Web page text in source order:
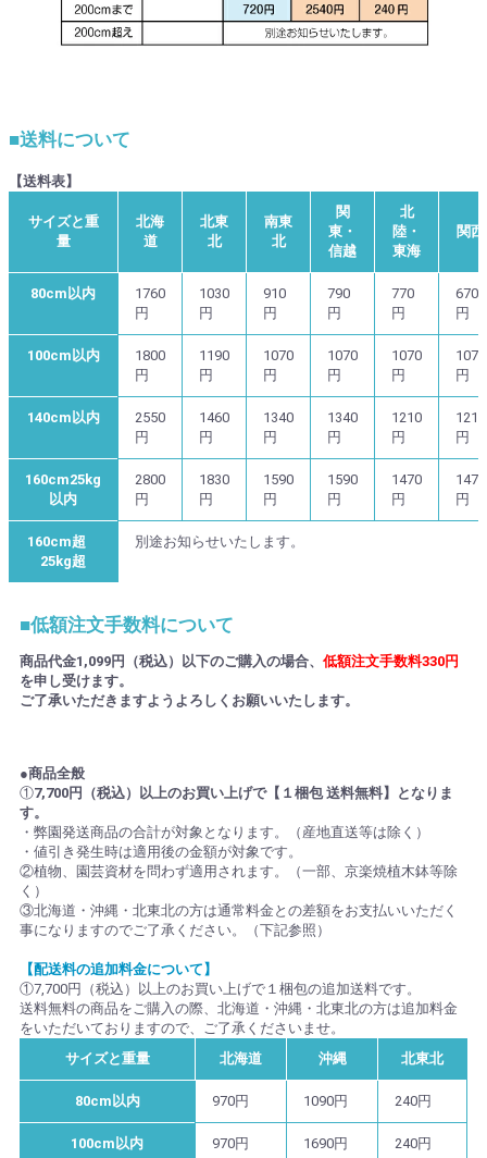
■送料について
【送料表】
サイズと重
量
北海
道
北東
北
南東
北
関
東・
信越
北
陸・
東海
関西
80cm以内
1760
円
1030
円
910
円
790
円
770
円
670
円
100cm以内
1800
円
1190
円
1070
円
1070
円
1070
円
1070
円
140cm以内
2550
円
1460
円
1340
円
1340
円
1210
円
1210
円
160cm25kg
以内
2800
円
1830
円
1590
円
1590
円
1470
円
1470
円
160cm超
25kg超
別途お知らせいたします。
■低額注文手数料について
商品代金1,099円（税込）以下のご購入の場合、 低額注文手数料330円
を申し受けます。
ご了承いただきますようよろしくお願いいたします。
●商品全般
①7,700円（税込）以上のお買い上げで【１梱包 送料無料】となりま
す。
・弊園発送商品の合計が対象となります。（産地直送等は除く）
・値引き発生時は適用後の金額が対象です。
②植物、園芸資材を問わず適用されます。（一部、京楽焼植木鉢等除
く）
③北海道・沖縄・北東北の方は通常料金との差額をお支払いいただく
事になりますのでご了承ください。（下記参照）
【配送料の追加料金について】
①7,700円（税込）以上のお買い上げで１梱包の追加送料です。
送料無料の商品をご購入の際、北海道・沖縄・北東北の方は追加料金
をいただいておりますので、ご了承くださいませ。
サイズと重量
北海道 沖縄 北東北
80cm以内 970円 1090円 240円
100cm以内 970円 1690円 240円